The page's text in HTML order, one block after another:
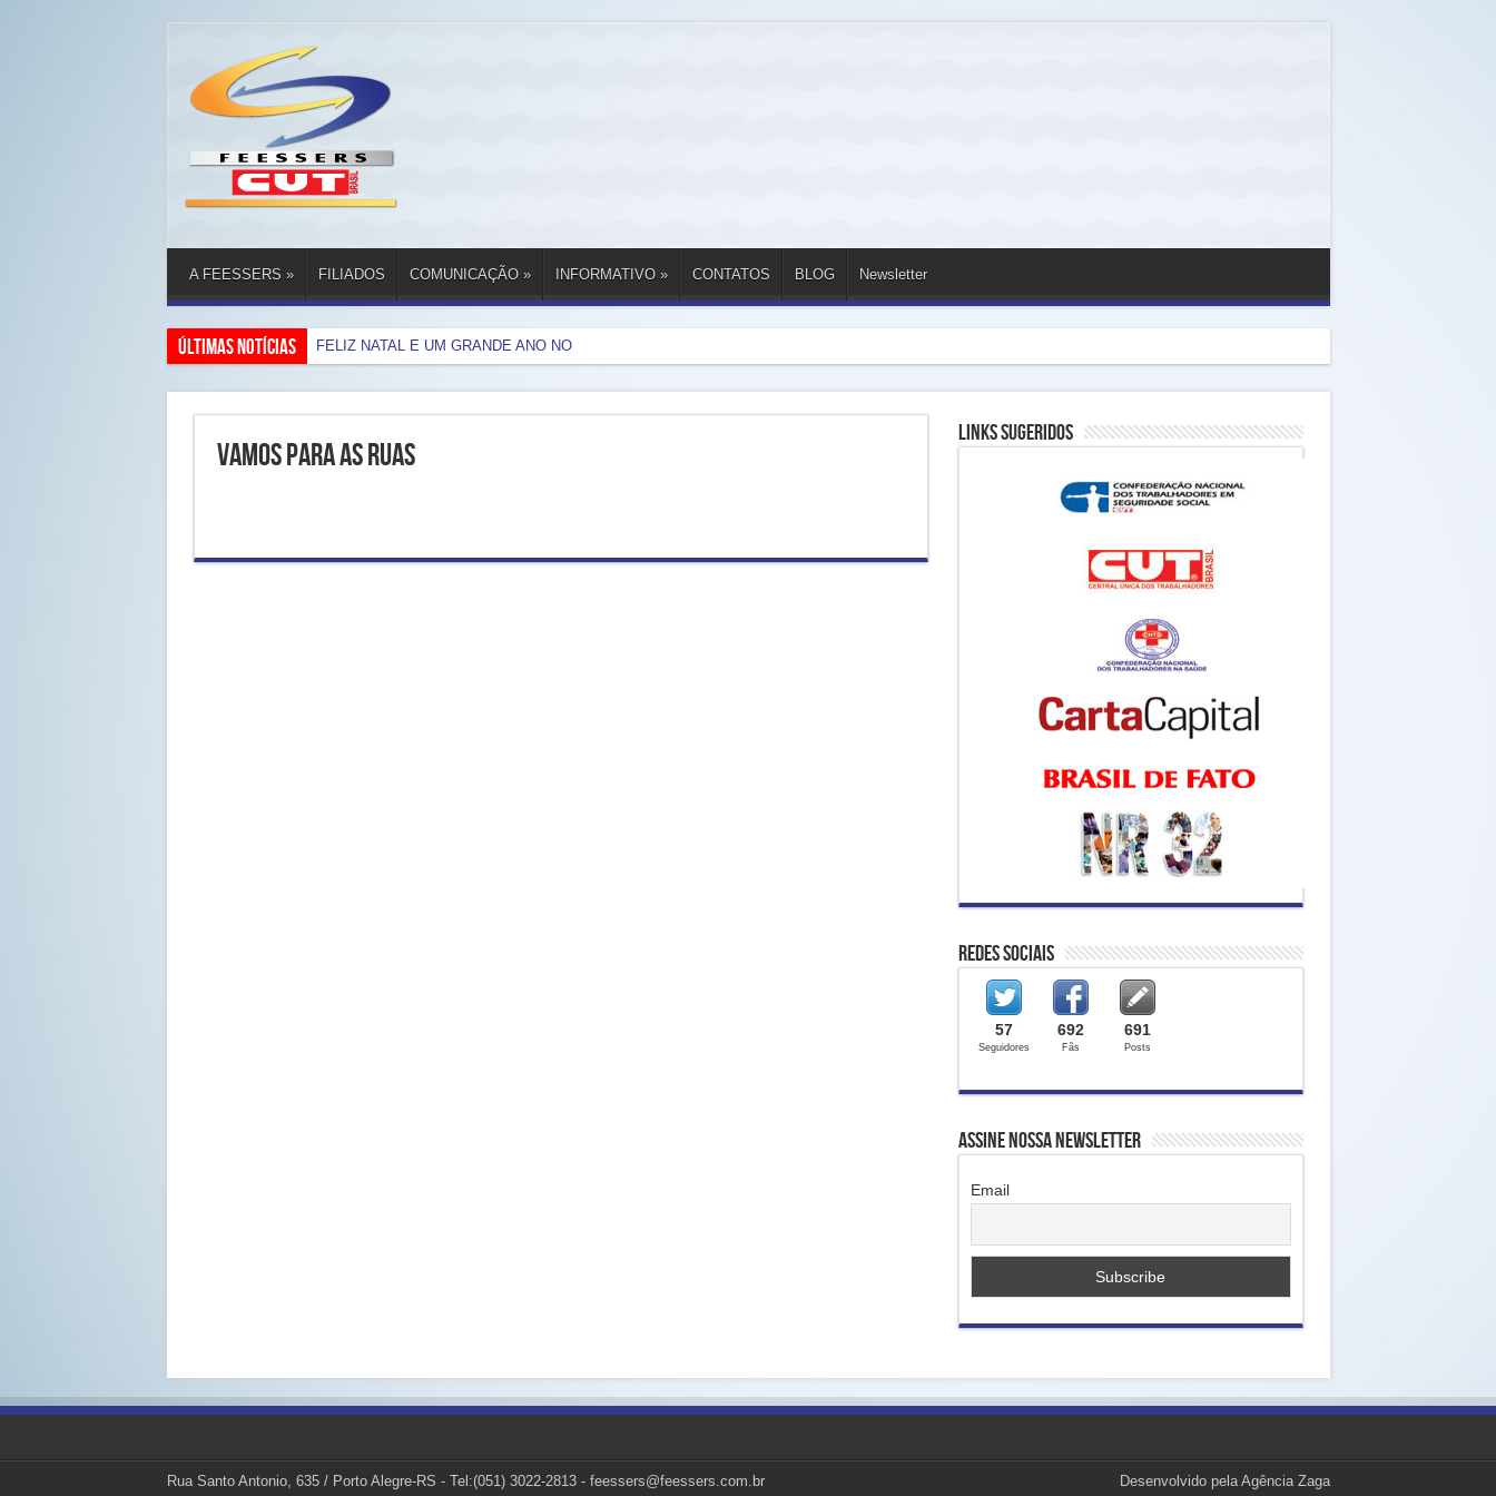
A FEESSERS » FILIADOS COMUNICAÇÃO » INFORMATIVO » CONTATOS BLOG Newsletter
Últimas Notícias FELIZ NATAL E UM GRANDE ANO NOVO
VAMOS PARA AS RUAS
Links Sugeridos
Redes Sociais
57
Seguidores
692
Fãs
691
Posts
Assine nossa Newsletter
Email
Desenvolvido pela Agência Zaga
Rua Santo Antonio, 635 / Porto Alegre-RS - Tel:(051) 3022-2813 - feessers@feessers.com.br